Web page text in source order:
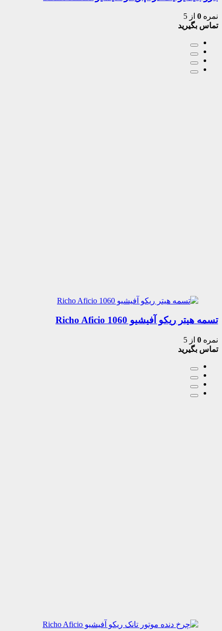
نمره 0 از 5
تماس بگیرید
تسمه هیتر ریکو آفیشیو 1060 Richo Aficio
نمره 0 از 5
تماس بگیرید